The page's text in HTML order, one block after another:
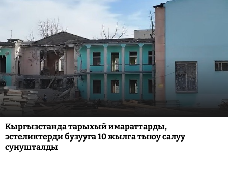
Кыргызстанда тарыхый имараттарды,
эстеликтерди бузууга 10 жылга тыюу салуу
сунушталды